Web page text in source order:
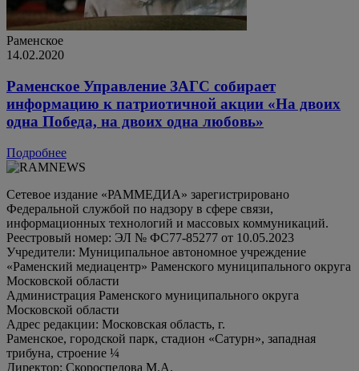
Раменское
14.02.2020
Раменское Управление ЗАГС собирает
информацию к патриотичной акции «На двоих
одна Победа, на двоих одна любовь»
Подробнее
Сетевое издание «РАММЕДИА» зарегистрировано
Федеральной службой по надзору в сфере связи,
информационных технологий и массовых коммуникаций.
Реестровый номер: ЭЛ № ФС77-85277 от 10.05.2023
Учредители: Муниципальное автономное учреждение
«Раменский медиацентр» Раменского муниципального округа
Московской области
Администрация Раменского муниципального округа
Московской области
Адрес редакции: Московская область, г.
Раменское, городской парк, стадион «Сатурн», западная
трибуна, строение ¼
Директор: Скороспелова М.А.